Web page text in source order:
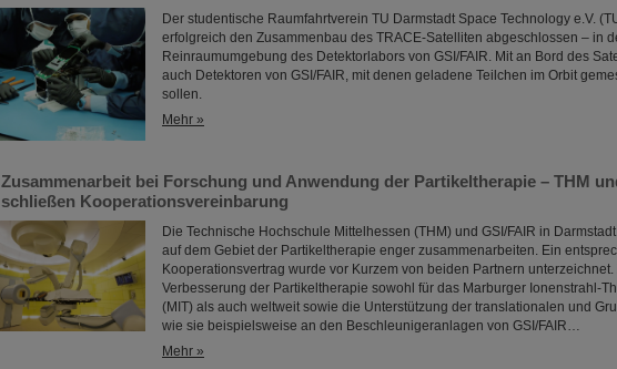
Der studentische Raumfahrtverein TU Darmstadt Space Technology e.V.
erfolgreich den Zusammenbau des TRACE-Satelliten abgeschlossen – in
Reinraumumgebung des Detektorlabors von GSI/FAIR. Mit an Bord des
auch Detektoren von GSI/FAIR, mit denen geladene Teilchen im Orbit
sollen.
Mehr »
Zusammenarbeit bei Forschung und Anwendung der Partikeltherapie – THM
schließen Kooperationsvereinbarung
Die Technische Hochschule Mittelhessen (THM) und GSI/FAIR in
auf dem Gebiet der Partikeltherapie enger zusammenarbeiten. Ein
Kooperationsvertrag wurde vor Kurzem von beiden Partnern unterzeichnet.
Verbesserung der Partikeltherapie sowohl für das Marburger Ionenstrahl-
(MIT) als auch weltweit sowie die Unterstützung der translationalen und
wie sie beispielsweise an den Beschleunigeranlagen von GSI/FAIR…
Mehr »